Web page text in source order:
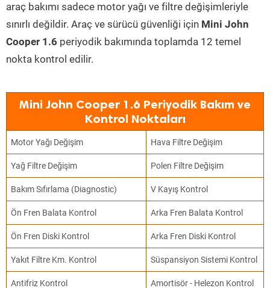
araç bakımı sadece motor yağı ve filtre değişimleriyle
sınırlı değildir. Araç ve sürücü güvenliği için Mini John
Cooper 1.6 periyodik bakımında toplamda 12 temel
nokta kontrol edilir.
Mini John Cooper 1.6 Periyodik Bakım ve
Kontrol Noktaları
Motor Yağı Değişim Hava Filtre Değişim
Yağ Filtre Değişim Polen Filtre Değişim
Bakım Sıfırlama (Diagnostic) V Kayış Kontrol
Ön Fren Balata Kontrol Arka Fren Balata Kontrol
Ön Fren Diski Kontrol Arka Fren Diski Kontrol
Yakıt Filtre Km. Kontrol Süspansiyon Sistemi Kontrol
Antifriz Kontrol Amortisör - Helezon Kontrol